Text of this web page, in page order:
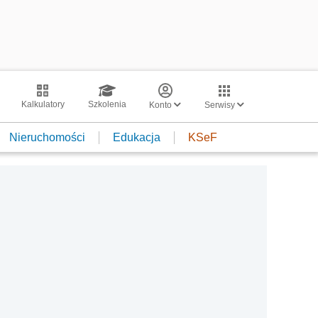
Kalkulatory Szkolenia Konto Serwisy
Nieruchomości Edukacja KSeF